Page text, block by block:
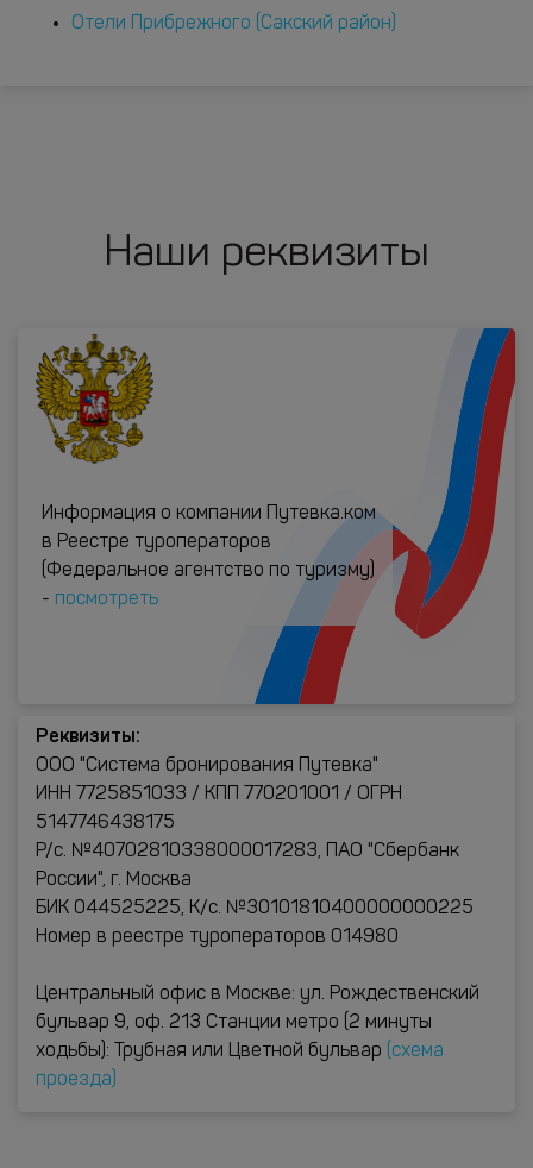
Отели Прибрежного (Сакский район)
Наши реквизиты
Информация о компании Путевка.ком
в Реестре туроператоров
(Федеральное агентство по туризму)
- посмотреть
Реквизиты:
ООО "Система бронирования Путевка"
ИНН 7725851033 / КПП 770201001 / ОГРН
5147746438175
Р/с. №40702810338000017283, ПАО "Сбербанк
России", г. Москва
БИК 044525225, К/с. №30101810400000000225
Номер в реестре туроператоров 014980
Центральный офис в Москве: ул. Рождественский
бульвар 9, оф. 213 Станции метро (2 минуты
ходьбы): Трубная или Цветной бульвар
(схема
проезда)